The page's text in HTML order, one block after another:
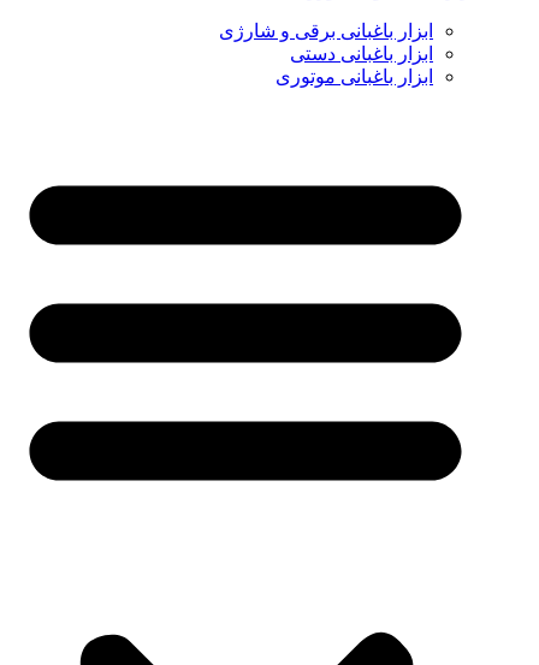
ابزار باغبانی برقی و شارژی
ابزار باغبانی دستی
ابزار باغبانی موتوری